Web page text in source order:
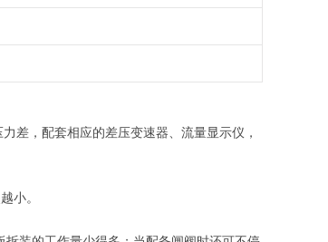
差，配套相应的差压变速器、流量显示仪，
小。